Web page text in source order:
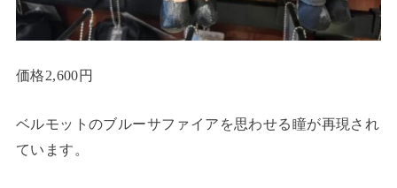
価格2,600円
ベルモットのブルーサファイアを思わせる瞳が再現され
ています。